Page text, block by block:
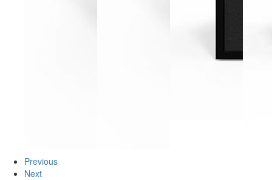
Previous
Next